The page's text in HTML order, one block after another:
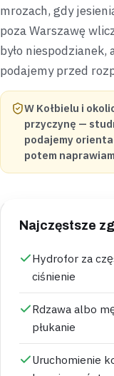
mrozach, gdy
poza Warszawę
było
podajemy przed
W Kołbielu i
przyczynę —
podajemy
potem
Najczęstsze
Hydrofor za
ciśnienie
Rdzawa albo
płukanie
Uruchomienie